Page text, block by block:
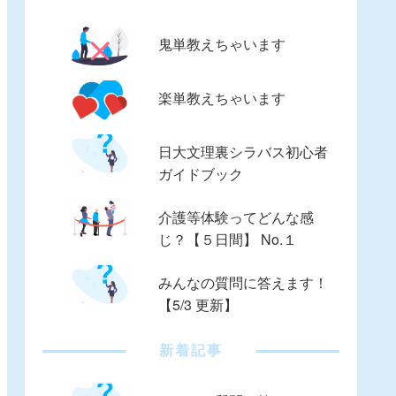
鬼単教えちゃいます
楽単教えちゃいます
日大文理裏シラバス初心者
ガイドブック
介護等体験ってどんな感
じ？【５日間】 No.１
みんなの質問に答えます！
【5/3 更新】
新着記事